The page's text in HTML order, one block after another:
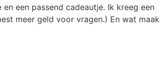
een passend cadeautje. Ik kreeg een
meer geld voor vragen.) En wat maak